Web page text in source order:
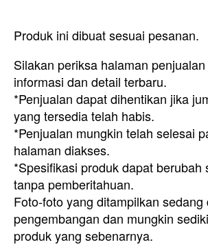
Produk ini dibuat sesuai pesanan.
Silakan periksa halaman
informasi dan detail terbaru.
*Penjualan dapat dihentikan jika
yang tersedia telah habis.
*Penjualan mungkin telah selesai
halaman diakses.
*Spesifikasi produk dapat berubah
tanpa pemberitahuan.
Foto-foto yang ditampilkan
pengembangan dan mungkin
produk yang sebenarnya.